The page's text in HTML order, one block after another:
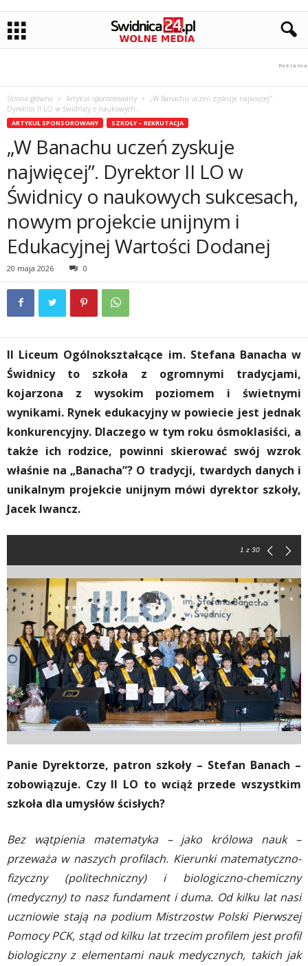
Strona główna Artykuł sponsorowany
„W Banachu uczeń zyskuje najwięcej”.
Dyrektor II LO w Świdnicy o naukowych...
ARTYKUŁ SPONSOROWANY SZKOŁY – REKRUTACJA
„W Banachu uczeń zyskuje
najwięcej”. Dyrektor II LO w
Świdnicy o naukowych sukcesach,
nowym projekcie unijnym i
Edukacyjnej Wartości Dodanej
20 maja 2026 0
II Liceum Ogólnokształcące im. Stefana Banacha w
Świdnicy to szkoła z ogromnymi tradycjami,
kojarzona z wysokim poziomem i świetnymi
wynikami. Rynek edukacyjny w powiecie jest jednak
konkurencyjny. Dlaczego w tym roku ósmoklasiści, a
także ich rodzice, powinni skierować swój wzrok
właśnie na „Banacha”? O tradycji, twardych danych i
unikalnym projekcie unijnym mówi dyrektor szkoły,
Jacek Iwancz.
1 z 30
Panie Dyrektorze, patron szkoły – Stefan Banach –
zobowiązuje. Czy II LO to wciąż przede wszystkim
szkoła dla umysłów ścisłych?
Bez wątpienia matematyka – jako królowa nauk –
przeważa w naszych profilach. Kierunki matematyczno-
fizyczny (politechniczny) i biologiczno-chemiczny
(medyczny) to nasz fundament i duma. Od kilku lat nasi
uczniowie stają na podium Mistrzostw Polski Pierwszej
Pomocy PCK, stąd od kilku lat trzecim profilem jest profil
biologiczny z elementami nauk medycznych, takich jak